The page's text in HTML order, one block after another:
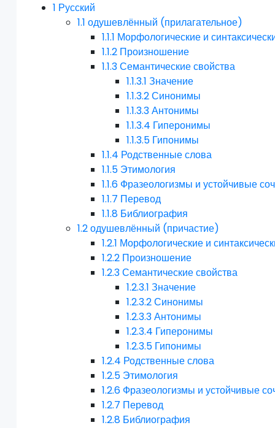
1 Русский
1.1 одушевлённый (прилагательное)
1.1.1 Морфологические и
1.1.2 Произношение
1.1.3Семантические свойства
1.1.3.1 Значение
1.1.3.2Синонимы
1.1.3.3Антонимы
1.1.3.4 Гиперонимы
1.1.3.5 Гипонимы
1.1.4 Родственные слова
1.1.5 Этимология
1.1.6 Фразеологизмы и устойчивые
1.1.7 Перевод
1.1.8 Библиография
1.2одушевлённый (причастие)
1.2.1 Морфологические и
1.2.2 Произношение
1.2.3Семантические свойства
1.2.3.1 Значение
1.2.3.2Синонимы
1.2.3.3Антонимы
1.2.3.4 Гиперонимы
1.2.3.5 Гипонимы
1.2.4 Родственные слова
1.2.5 Этимология
1.2.6 Фразеологизмы и устойчивые
1.2.7 Перевод
1.2.8 Библиография